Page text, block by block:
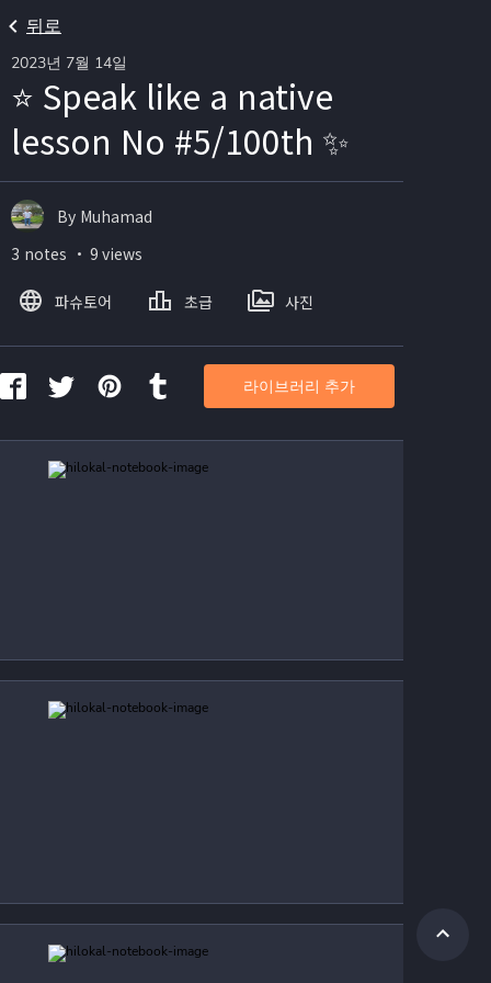
뒤로
2023년 7월 14일
⭐ Speak like a native
lesson No #5/100th ✨
By Muhamad
3 notes ・ 9 views
파슈토어 초급 사진
라이브러리 추가